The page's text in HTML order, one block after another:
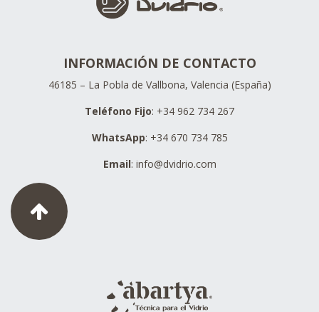
INFORMACIÓN DE CONTACTO
46185 – La Pobla de Vallbona, Valencia (España)
Teléfono Fijo: +34 962 734 267
WhatsApp: +34 670 734 785
Email: info@dvidrio.com